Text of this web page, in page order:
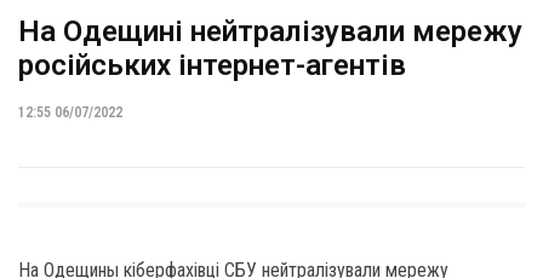
На Одещині нейтралізували мережу
російських інтернет-агентів
12:55 06/07/2022
На Одещины кіберфахівці СБУ нейтралізували мережу